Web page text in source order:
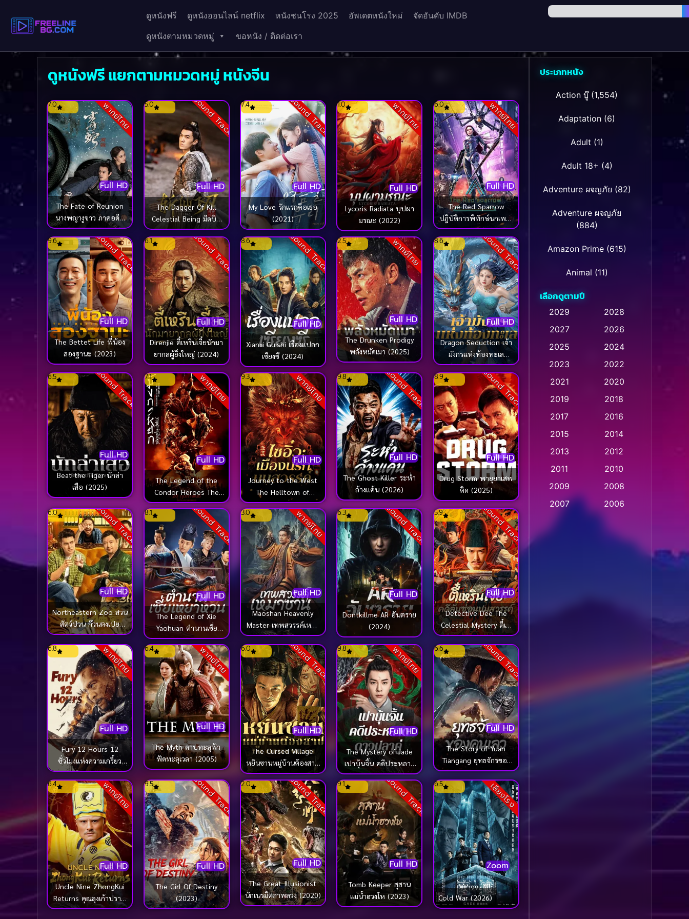
ดูหนังฟรี ดูหนังออนไลน์ netflix หนังชนโรง 2025 อัพเดตหนังใหม่
จัดอันดับ IMDB
ดูหนังตามหมวดหมู่
ขอหนัง / ติดต่อเรา
ดูหนังฟรี แยกตามหมวดหมู่ หนังจีน
พากย์ไทย
Full HD
7.0
The Fate of Reunion
นางพญางูขาว ภาคอดีต
ชาติ (2022)
Sound Track
Full HD
5.0
The Dagger Of Kill
Celestial Being มีดบิน
สังหารสรรพสิ่ง (2023)
Sound Track
Full HD
7.4
My Love รักแรกคือเธอ
(2021)
พากย์ไทย
Full HD
1.0
Lycoris Radiata บุปผา
มรณะ (2022)
พากย์ไทย
Full HD
6.0
The Red Sparrow
ปฎิบัติการพิทักษ์นกเพลิง
(2022)
Sound Track
Full HD
9.6
The Bettet Life พี่น้อง
สองฐานะ (2023)
Sound Track
Full HD
6.1
Direnjie ตี๋เหรินเจี๋ยนักมา
ยากลผู้ยิ่งใหญ่ (2024)
Sound Track
Full HD
8.6
Xianxi Guishi เรื่องแปลก
เซียงซี (2024)
พากย์ไทย
Full HD
2.5
The Drunken Prodigy
พลังหมัดเมา (2025)
Sound Track
Full HD
8.6
Dragon Seduction เจ้า
มังกรแห่งท้องทะเล
(2025)
Sound Track
Full HD
6.5
Beat the Tiger นักล่า
เสือ (2025)
พากย์ไทย
Full HD
7.1
The Legend of the
Condor Heroes The
Gallants มังกรหยก จอม
ยุทธ์ผู้ยิ่งใหญ่ (2025)
พากย์ไทย
Full HD
9.3
Journey to the West
The Helltown of
Heaven ไซอิ๋ว เมืองนรก
บนสวรรค์ (2025)
Sound Track
Full HD
9.8
The Ghost Killer ระห่ำ
ล้างแค้น (2026)
Sound Track
Full HD
8.9
Drug Storm พายุยาเสพ
ติด (2025)
Sound Track
Full HD
6.0
Northeastern Zoo สวน
สัตว์ป่วน ก๊วนตงเป่ย
(2023)
Sound Track
Full HD
8.1
The Legend of Xie
Yaohuan ตำนานเซี่ย
เหยาหวนเมืองตะวันตก
(2024)
พากย์ไทย
Full HD
3.0
Maoshan Heavenly
Master เทพสวรรค์เหมา
ซาน (2022)
Sound Track
Full HD
6.3
Dontkillme AR อันตราย
(2024)
Sound Track
Full HD
5.9
Detective Dee The
Celestial Mystery ตี๋เห
รินเจี๋ย คดีลับซ่อนปม
สวรรค์ (2025)
พากย์ไทย
Full HD
6.8
Fury 12 Hours 12
ชั่วโมงแห่งความเกรี้ยว
กราด (2024)
พากย์ไทย
Full HD
6.4
The Myth ดาบทะลุฟ้า
ฟัดทะลุเวลา (2005)
Sound Track
Full HD
6.0
The Cursed Village
หยินซานหมู่บ้านต้องสาป
(2025)
พากย์ไทย
Full HD
9.8
The Mystery of Jade
เปาบุ้นจิ้น คดีประหลาด
ดาวปลาคู่ (2024)
Sound Track
Full HD
6.6
The Story of Yuan
Tiangang ยุทธจักรของ
คนเลว (2024)
พากย์ไทย
Full HD
6.4
Uncle Nine ZhongKui
Returns คุณลุงเก้าปราบ
ผี (2025)
Sound Track
Full HD
9.5
The Girl Of Destiny
(2023)
Sound Track
Full HD
2.0
The Great Illusionist
นักเนรมิตภาพลวง (2020)
Sound Track
Full HD
9.1
Tomb Keeper สุสาน
แม่น้ำฮวงโห (2023)
เสียงโรง
Zoom
6.5
Cold War (2026)
ประเภทหนัง
Action บู๊(1,554)
Adaptation (6)
Adult (1)
Adult 18+ (4)
Adventure ผจญภัย (82)
Adventure ผจญภัย
(884)
Amazon Prime(615)
Animal (11)
Animation การ์ตูน
Animation การ์ตูน
Animation อนิเมชั่น(1)
Animation แอนิเมชัน(1)
Anthology (2)
Apple TV (20)
Apple TV+
Based on a True Story
สร้างจากเรื่องจริง(2)
Biography ชีวประวัติ
เลือกดูตามปี
2029
2028
2027
2026
2025
2024
2023
2022
2021
2020
2019
2018
2017
2016
2015
2014
2013
2012
2011
2010
2009
2008
2007
2006
2005
2002
1985